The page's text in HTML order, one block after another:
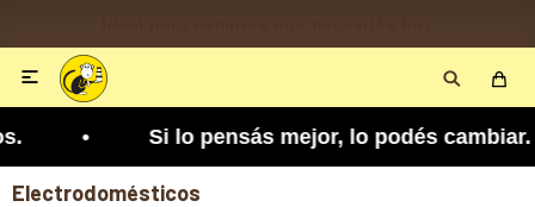

lo podés cambiar. Tenés 5 días para
Electrodomésticos